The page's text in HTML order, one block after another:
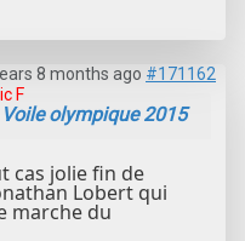
8 months ago #171162
F
Voile olympique 2015
cas jolie fin de
Lobert qui
marche du